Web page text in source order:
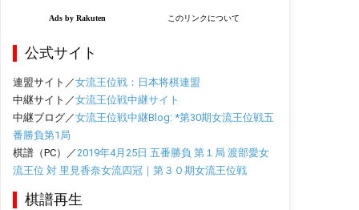
公式サイト
連盟サイト／女流王位戦：日本将棋連盟
中継サイト／女流王位戦中継サイト
中継ブログ／女流王位戦中継Blog: *第30期女流王位戦五
番勝負第1局
棋譜（PC）／ 2019年4月25日 五番勝負 第１局 渡部愛女
流王位 対 里見香奈女流四冠｜第３０期女流王位戦
棋譜再生